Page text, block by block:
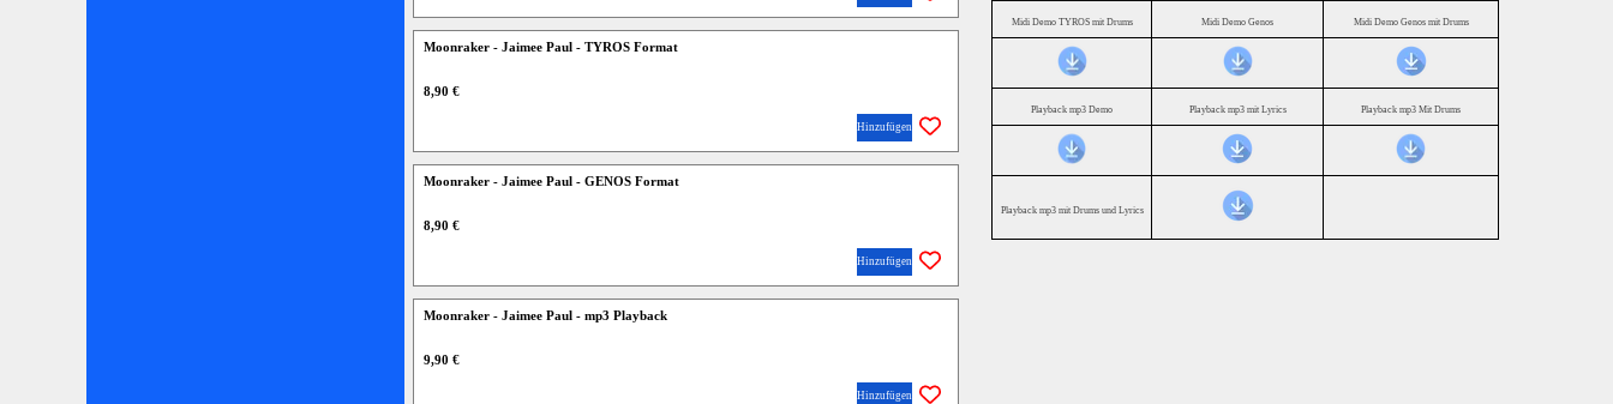
Moonraker - Jaimee Paul - TYROS Format
8,90 €
Hinzufügen
Moonraker - Jaimee Paul - GENOS Format
8,90 €
Hinzufügen
Moonraker - Jaimee Paul - mp3 Playback
9,90 €
Hinzufügen
Midi Demo TYROS mit Drums Midi Demo Genos Midi Demo Genos mit Drums
Playback mp3 Demo Playback mp3 mit Lyrics Playback mp3 Mit Drums
Playback mp3 mit Drums und Lyrics